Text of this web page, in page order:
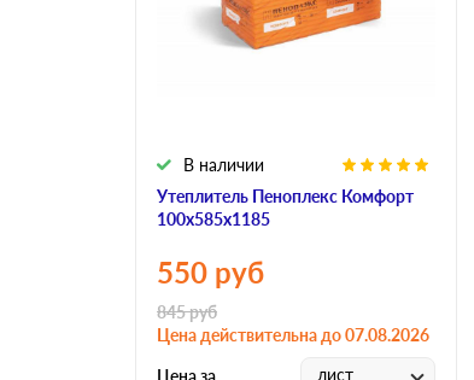
Утеплитель Пеноплекс Комфорт
100х585х1185
В наличии
550 руб
845руб
Цена действительна до 07.08.2026
Цена за лист